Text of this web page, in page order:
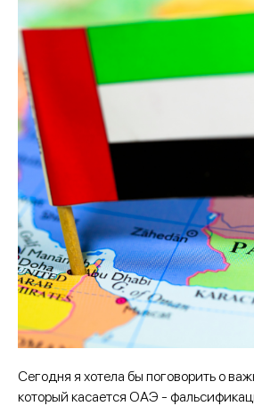
Сегодня я хотела бы поговорить о
который касается ОАЭ -